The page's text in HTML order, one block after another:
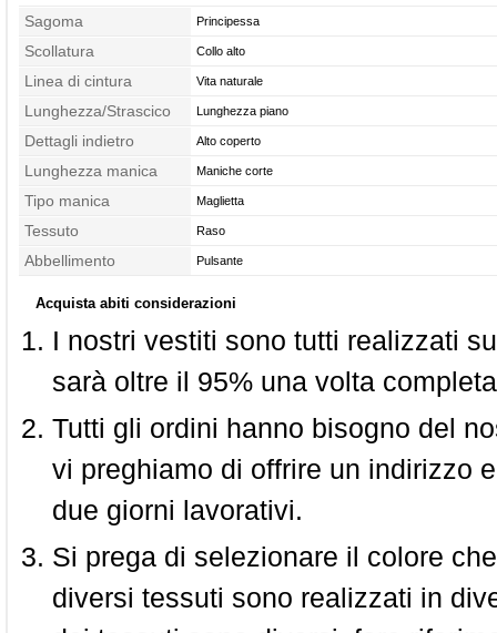
Sagoma Principessa
Scollatura Collo alto
Linea di cintura Vita naturale
Lunghezza/Strascico Lunghezza piano
Dettagli indietro Alto coperto
Lunghezza manica Maniche corte
Tipo manica Maglietta
Tessuto Raso
Abbellimento Pulsante
Acquista abiti considerazioni
I nostri vestiti sono tutti realizzati
sarà oltre il 95% una volta
Tutti gli ordini hanno bisogno del
vi preghiamo di offrire un indirizzo
due giorni lavorativi.
Si prega di selezionare il colore
diversi tessuti sono realizzati in